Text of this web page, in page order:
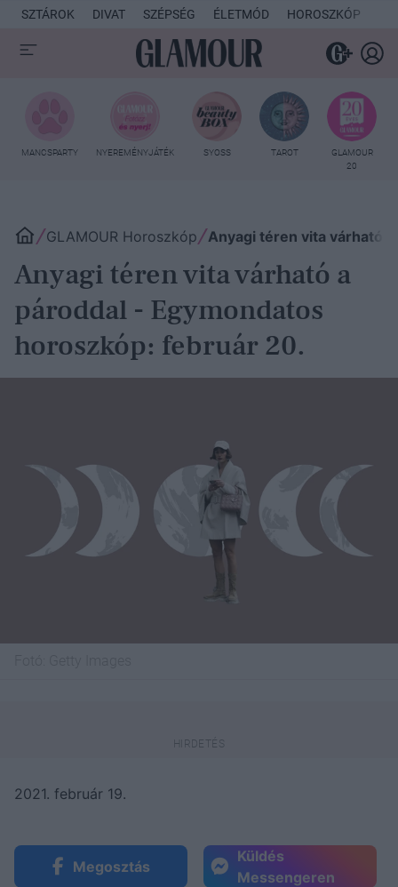
SZTÁROK DIVAT SZÉPSÉG ÉLETMÓD HOROSZKÓP
MANCSPARTY NYEREMÉNYJÁTÉK SYOSS TAROT
GLAMOUR
20
GLAMOUR Horoszkóp Anyagi téren vita várható
Anyagi téren vita várható a
pároddal - Egymondatos
horoszkóp: február 20.
2021. február 19.
Megosztás
Küldés
Messengeren